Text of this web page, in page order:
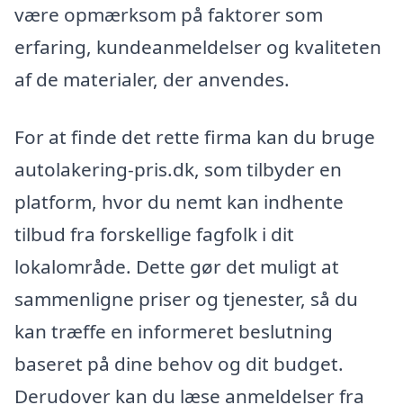
være opmærksom på faktorer som
erfaring, kundeanmeldelser og kvaliteten
af de materialer, der anvendes.
For at finde det rette firma kan du bruge
autolakering-pris.dk, som tilbyder en
platform, hvor du nemt kan indhente
tilbud fra forskellige fagfolk i dit
lokalområde. Dette gør det muligt at
sammenligne priser og tjenester, så du
kan træffe en informeret beslutning
baseret på dine behov og dit budget.
Derudover kan du læse anmeldelser fra